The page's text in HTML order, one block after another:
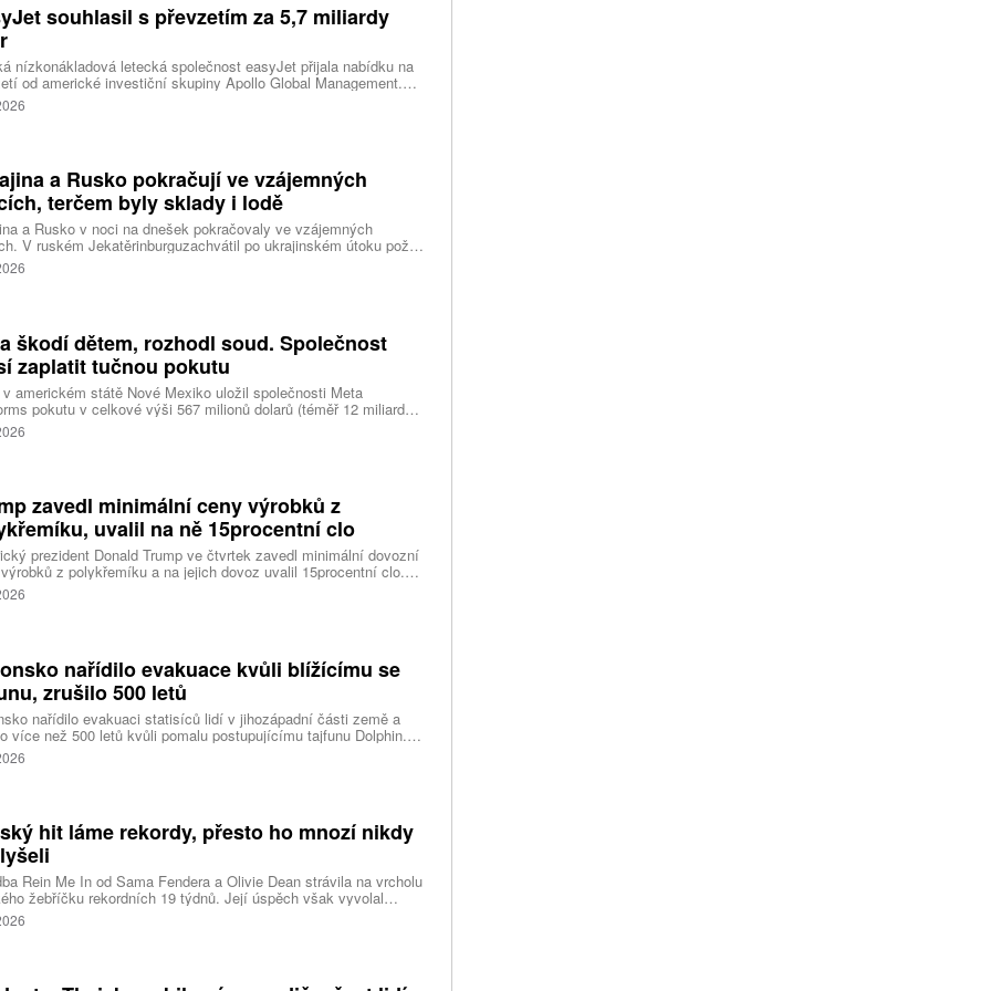
souhlasil s převzetím za 5,7 miliardy
nízkonákladová letecká společnost easyJet přijala nabídku na
od americké investiční skupiny Apollo Global Management.
oceňuje aerolinku na 5,7 miliardy liber, tedy přibližně 162
korun.
a Rusko pokračují ve vzájemných
terčem byly sklady i lodě
a Rusko v noci na dnešek pokračovaly ve vzájemných
V ruském Jekatěrinburguzachvátil po ukrajinském útoku požár
centrum ruského internetového prodejce Wildberries.
o tom informovala bez podrobností na síti Telegram.
škodí dětem, rozhodl soud. Společnost
zaplatit tučnou pokutu
americkém státě Nové Mexiko uložil společnosti Meta
pokutu v celkové výši 567 milionů dolarů (téměř 12 miliard
za újmu, kterou její platformy Facebook a Instagram působí
lidem. Firma musí změnit způsob ověřování věku.
zavedl minimální ceny výrobků z
uvalil na ně 15procentní clo
prezident Donald Trump ve čtvrtek zavedl minimální dovozní
z polykřemíku a na jejich dovoz uvalil 15procentní clo.
se používá při výrobě polovodičů a je hlavní složkou
panelů, jeho největším světovým producentem je Čína.
Reuters.nařídilo evakuace kvůli blížícímu se
zrušilo 500 letů
nařídilo evakuaci statisíců lidí v jihozápadní části země a
více než 500 letů kvůli pomalu postupujícímu tajfunu Dolphin.
meteorologů přinese tajfun do oblasti silný vítr, prudký déšť a
vlny, píše agentura Reuters. Dolphin je tajfunem první, tedy
meteorologická agentura (JMA).
hit láme rekordy, přesto ho mnozí nikdy
Rein Me In od Sama Fendera a Olivie Dean strávila na vrcholu
žebříčku rekordních 19 týdnů. Její úspěch však vyvolal
reakci. Řada lidí tvrdí, že píseň nikdy neslyšela. Hudební
totiž rozdělil do menších skupin, které poslouchají úplně jiné